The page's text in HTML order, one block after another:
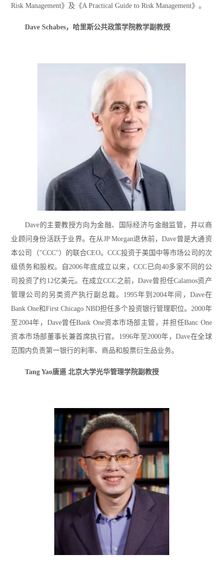
Risk Management》及《A Practical Guide to Risk Management》。
Dave Schabes，哈里斯公共政策学院教学副教授
Dave的主要教授方向为金融、国际经济与金融监管，并以商
业顾问身份活跃于业界。在从JP Morgan退休前，Dave曾是大通资
本公司（"CCC"）的联合CEO。CCC投资于美国中等市场公司的次
级债务和股权。自2006年底成立以来，CCC已向40多家不同的公
司投资了约12亿美元。在成立CCC之前，Dave曾担任Calamos资产
管理公司的另类资产执行副总裁。1995年到2004年间，Dave在
Bank One和First Chicago NBD担任多个投资银行管理职位。2000年
至2004年，Dave曾任Bank One资本市场部主管，并担任Banc One
资本市场部董事长兼首席执行官。1996年至2000年，Dave在全球
范围内负责第一银行的利率、商品和股票衍生品业务。
Tang Yao唐遥 北京大学光华管理学院副教授